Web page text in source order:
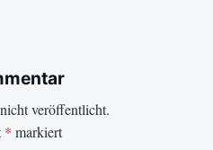
veröffentlicht.
* markiert